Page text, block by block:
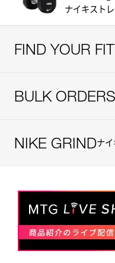
ナイキスト
FIND YOUR FIT
BULK ORDERS
NIKE GRINDナイ